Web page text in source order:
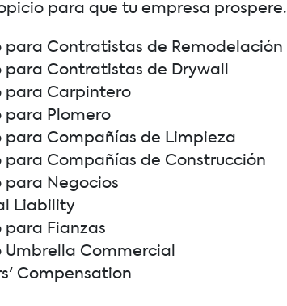
para que tu empresa prospere.
para Contratistas de Remodelación
para Contratistas de Drywall
para Carpintero
para Plomero
para Compañías de Limpieza
para Compañías de Construcción
para Negocios
Liability
para Fianzas
Umbrella Commercial
Compensation